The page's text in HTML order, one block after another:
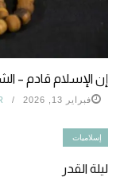
إن الإسلام قادم –
فبراير 13, 2026
إسلاميات
ليلة القدر